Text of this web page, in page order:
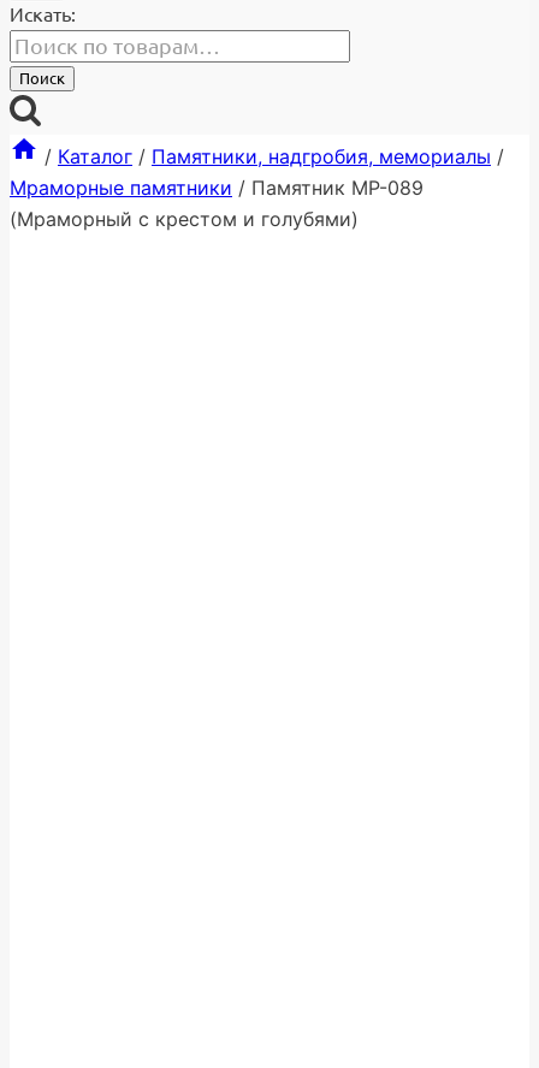
Искать:
Поиск
/ Каталог / Памятники, надгробия, мемориалы /
Мраморные памятники / Памятник МР-089
(Мраморный с крестом и голубями)